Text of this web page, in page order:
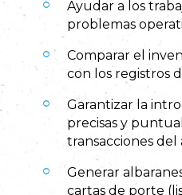
Ayudar a los
problemas
Comparar el
con los registros
Garantizar la
precisas y
transacciones del
Generar
cartas de porte